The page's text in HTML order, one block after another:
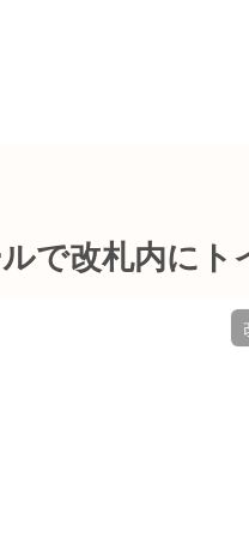
で改札内にト